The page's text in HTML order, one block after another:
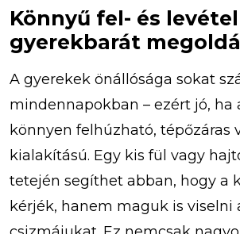
Könnyű fel- és levétel
gyerekbarát
A gyerekek önállósága sokat
mindennapokban – ezért jó, ha
könnyen felhúzható, tépőzáras
kialakítású. Egy kis fül vagy
tetején segíthet abban, hogy a
kérjék, hanem maguk is viselni